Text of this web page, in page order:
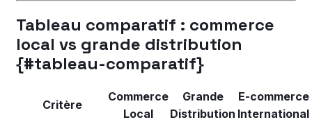
Tableau comparatif : commerce
local vs grande distribution
{#tableau-comparatif}
Critère
Commerce
Local
Grande
Distribution
E-commerce
International